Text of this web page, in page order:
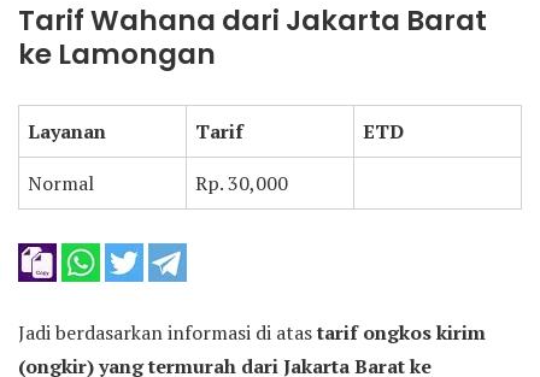
Tarif Wahana dari Jakarta Barat
ke Lamongan
Layanan Tarif
ETD
Normal
Rp. 30,000
Jadi berdasarkan informasi di atastarif ongkos kirim
(ongkir) yang termurah dari Jakarta Barat ke